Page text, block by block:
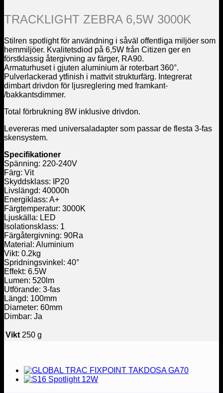
TRACKLIGHT ZEBRA 6,5W 3000K
Stilren spotlight för användning i såväl offentliga miljöer som
hemmiljöer. Kvalitetsdiod på 6,5W från Citizen ger en
förstklassig återgivning av färger, RA90.
Armaturhuset i gjuten aluminium är roterbart 360°.
Pulverlackerad ytfinish i mattvit strukturfärg. Integrerat
dimbart drivdon för ljusreglering med framkant-
/bakkantsdimmer.
Total förbrukning 8W inklusive drivdon.
Levereras med universaladapter som passar de flesta 3-fas
skensystem.
Specifikationer
Spänning: 220-240V
Färg: Vit
Skyddsklass: IP20
Livslängd: 40000h
Energiklass: A+
Färgtemperatur: 3000K
Ljuskälla: LED
Isolationsklass: 1
Färgåtergivning: 90Ra
Material: Aluminium
Vikt: 0.2kg
Spridningsvinkel: 40°
Effekt: 6.5W
Lumen: 520lm
Utförande: 3-fas
Längd: 100mm
Diameter: 60mm
Dimbar: Ja
Vikt 250 g